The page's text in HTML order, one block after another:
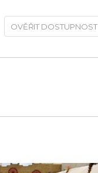
OVĚŘIT DOSTUPNOST